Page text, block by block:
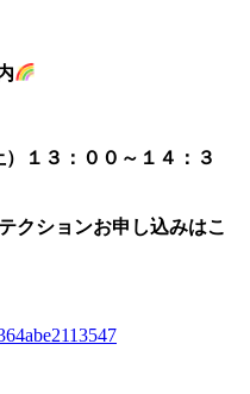
１３：００～１４：３
クションお申し込みはこ